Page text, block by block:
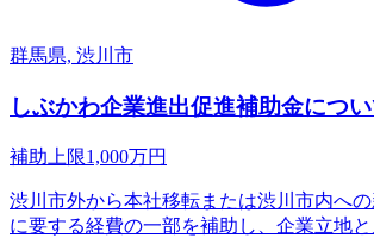
群馬県, 渋川市
しぶかわ企業進出促進補助金につ
補助上限1,000万円
渋川市外から本社移転または渋川市内へ
に要する経費の一部を補助し、企業立地